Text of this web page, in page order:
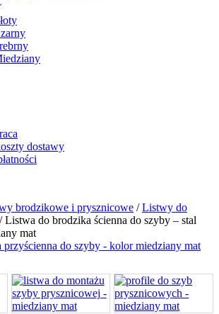
dostawy
brodzikowe i prysznicowe /Listwy do
/ Listwa do brodzika ścienna do szyby – stal
mat